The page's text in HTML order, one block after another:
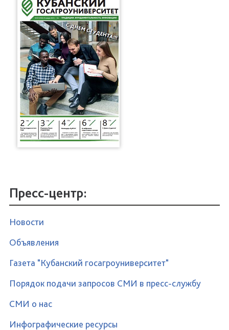
Пресс-центр:
Новости
Объявления
Газета "Кубанский госагроуниверситет"
Порядок подачи запросов СМИ в пресс-службу
СМИ о нас
Инфографические ресурсы